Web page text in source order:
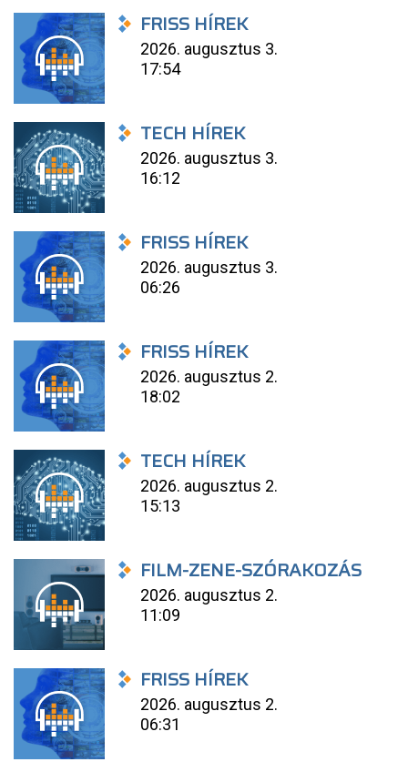
FRISS HÍREK
2026. augusztus 3.
17:54
TECH HÍREK
2026. augusztus 3.
16:12
FRISS HÍREK
2026. augusztus 3.
06:26
FRISS HÍREK
2026. augusztus 2.
18:02
TECH HÍREK
2026. augusztus 2.
15:13
FILM-ZENE-SZÓRAKOZÁS
2026. augusztus 2.
11:09
FRISS HÍREK
2026. augusztus 2.
06:31